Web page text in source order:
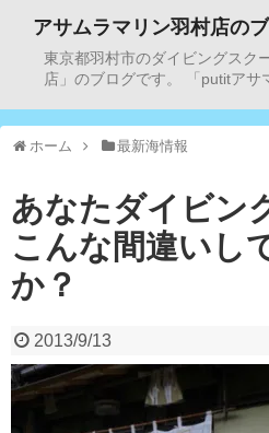
アサムラマリン羽村店の
東京都羽村市のダイビングスク
店」のブログです。 「putitアサ
ホーム 最新海情報
あなたダイビン
こんな間違いし
か？
2013/9/13